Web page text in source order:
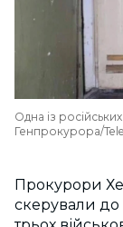
Одна із
Генпрокурора/
Прокурори
скерували до